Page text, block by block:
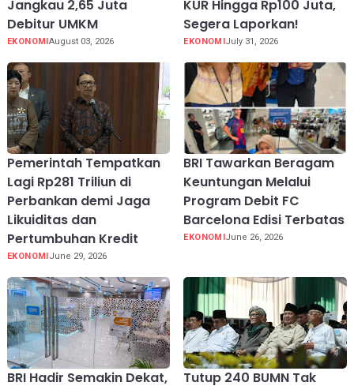
Jangkau 2,65 Juta
Debitur UMKM
EKONOMIAugust 03, 2026
KUR Hingga Rp100 Juta,
Segera Laporkan!
EKONOMIJuly 31, 2026
Pemerintah Tempatkan
Lagi Rp281 Triliun di
Perbankan demi Jaga
Likuiditas dan
Pertumbuhan Kredit
EKONOMIJune 29, 2026
BRI Tawarkan Beragam
Keuntungan Melalui
Program Debit FC
Barcelona Edisi Terbatas
EKONOMIJune 26, 2026
BRI Hadir Semakin Dekat,
Tutup 240 BUMN Tak